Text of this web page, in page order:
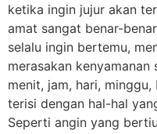
ketika ingin jujur akan
amat sangat benar-
selalu ingin bertemu,
merasakan
menit, jam, hari, minggu,
terisi dengan hal-hal
Seperti angin yang